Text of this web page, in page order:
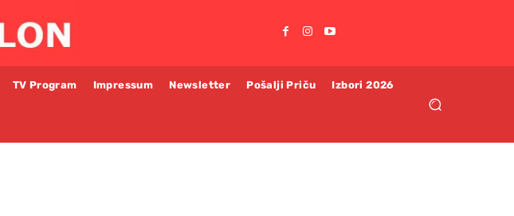
TV Program Impressum Newsletter Pošalji Priču Izbori 2026